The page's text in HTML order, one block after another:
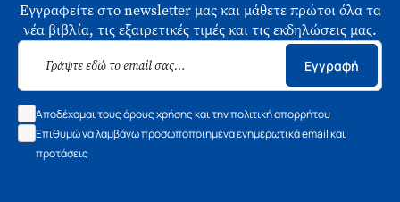
Εγγραφείτε στο newsletter μας και μάθετε πρώτοι όλα τα
νέα βιβλία, τις εξαιρετικές τιμές και τις εκδηλώσεις μας.
Εγγραφή
Αποδέχομαι τους όρους χρήσης και την πολιτική απορρήτου
Επιθυμώ να λαμβάνω προσωποποιημένα ενημερωτικά email και
προτάσεις